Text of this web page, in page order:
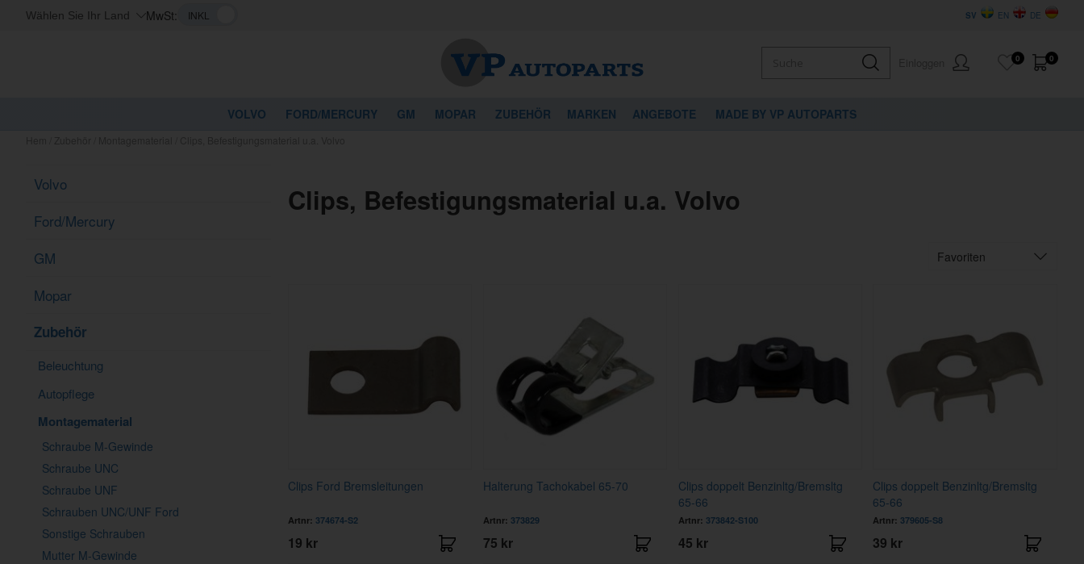
Wählen Sie Ihr Land MwSt: DE
EN
SV
0
0
VOLVO FORD/MERCURY GM MOPAR ZUBEHÖR MARKEN ANGEBOTE MADE BY VP AUTOPARTS
Volvo
Ford/Mercury
GM
Mopar
Zubehör
Beleuchtung
Autopflege
Montagematerial
Schraube M-Gewinde
Schraube UNC
Schraube UNF
Schrauben UNC/UNF Ford
Sonstige Schrauben
Mutter M-Gewinde
Clips, Befestigungsmaterial u.a. Volvo
Favoriten
Clips Ford Bremsleitungen
Artnr: 374674-S2
19 kr
Halterung Tachokabel 65-70
Artnr: 373829
75 kr
Clips doppelt Benzinltg/Bremsltg
65-66
Artnr: 373842-S100
45 kr
Clips doppelt Benzinltg/Bremsltg
65-66
Artnr: 379605-S8
39 kr